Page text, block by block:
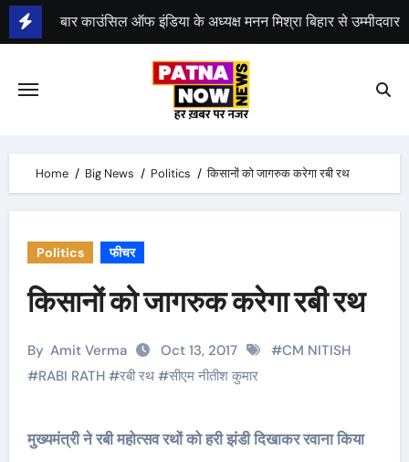
Skip
to
भीम सेना का भारत बंद, राजद का बंद को समर्थन
Home Big News Politics किसानों को जागरुक करेगा रबी रथ
Politics फीचर
किसानों को जागरुक करेगा रबी रथ
By Amit Verma Oct 13, 2017 #CM NITISH
#RABI RATH#रबी रथ#सीएम नीतीश कुमार
मुख्यमंत्री ने रबी महोत्सव रथों को हरी झंडी दिखाकर रवाना किया